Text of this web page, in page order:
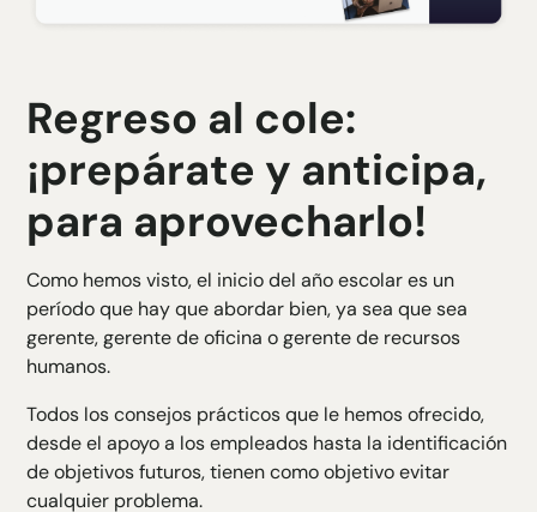
Regreso al cole:
¡prepárate y anticipa,
para aprovecharlo!
Como hemos visto, el inicio del año escolar es un
período que hay que abordar bien, ya sea que sea
gerente, gerente de oficina o gerente de recursos
humanos.
Todos los consejos prácticos que le hemos ofrecido,
desde el apoyo a los empleados hasta la identificación
de objetivos futuros, tienen como objetivo evitar
cualquier problema.